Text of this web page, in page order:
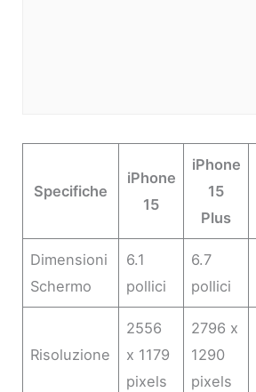
Specifiche
iPhone
15
iPhone
15
Plus
Dimensioni
Schermo
6.1
pollici
6.7
pollici
Risoluzione
2556
x 1179
pixels
2796 x
1290
pixels